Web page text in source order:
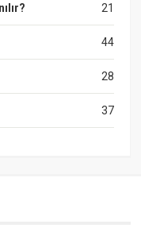
21
44
28
37